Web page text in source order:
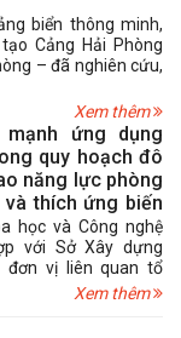
biển thông minh,
Cảng Hải Phòng
– đã nghiên cứu,
trí tuệ nhân tạo (AI)
Xem thêm
ứng dụng
quy hoạch đô
năng lực phòng
thích ứng biến
học và Công nghệ
với Sở Xây dựng
đơn vị liên quan tổ
dụng công nghệ quy
Xem thêm